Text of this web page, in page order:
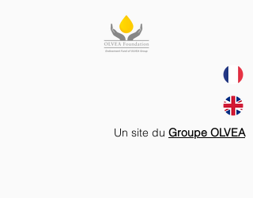
Un site du Groupe OLVEA